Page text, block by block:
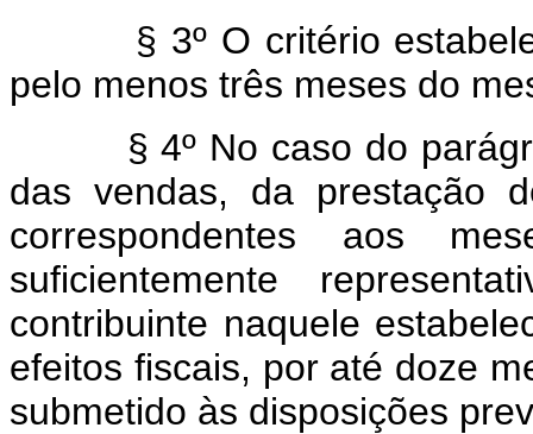
§ 3º O critério
pelo menos três meses do
§ 4º No caso do
das vendas, da prestação
correspondentes aos
suficientemente
contribuinte naquele
efeitos fiscais, por até doze
submetido às disposições